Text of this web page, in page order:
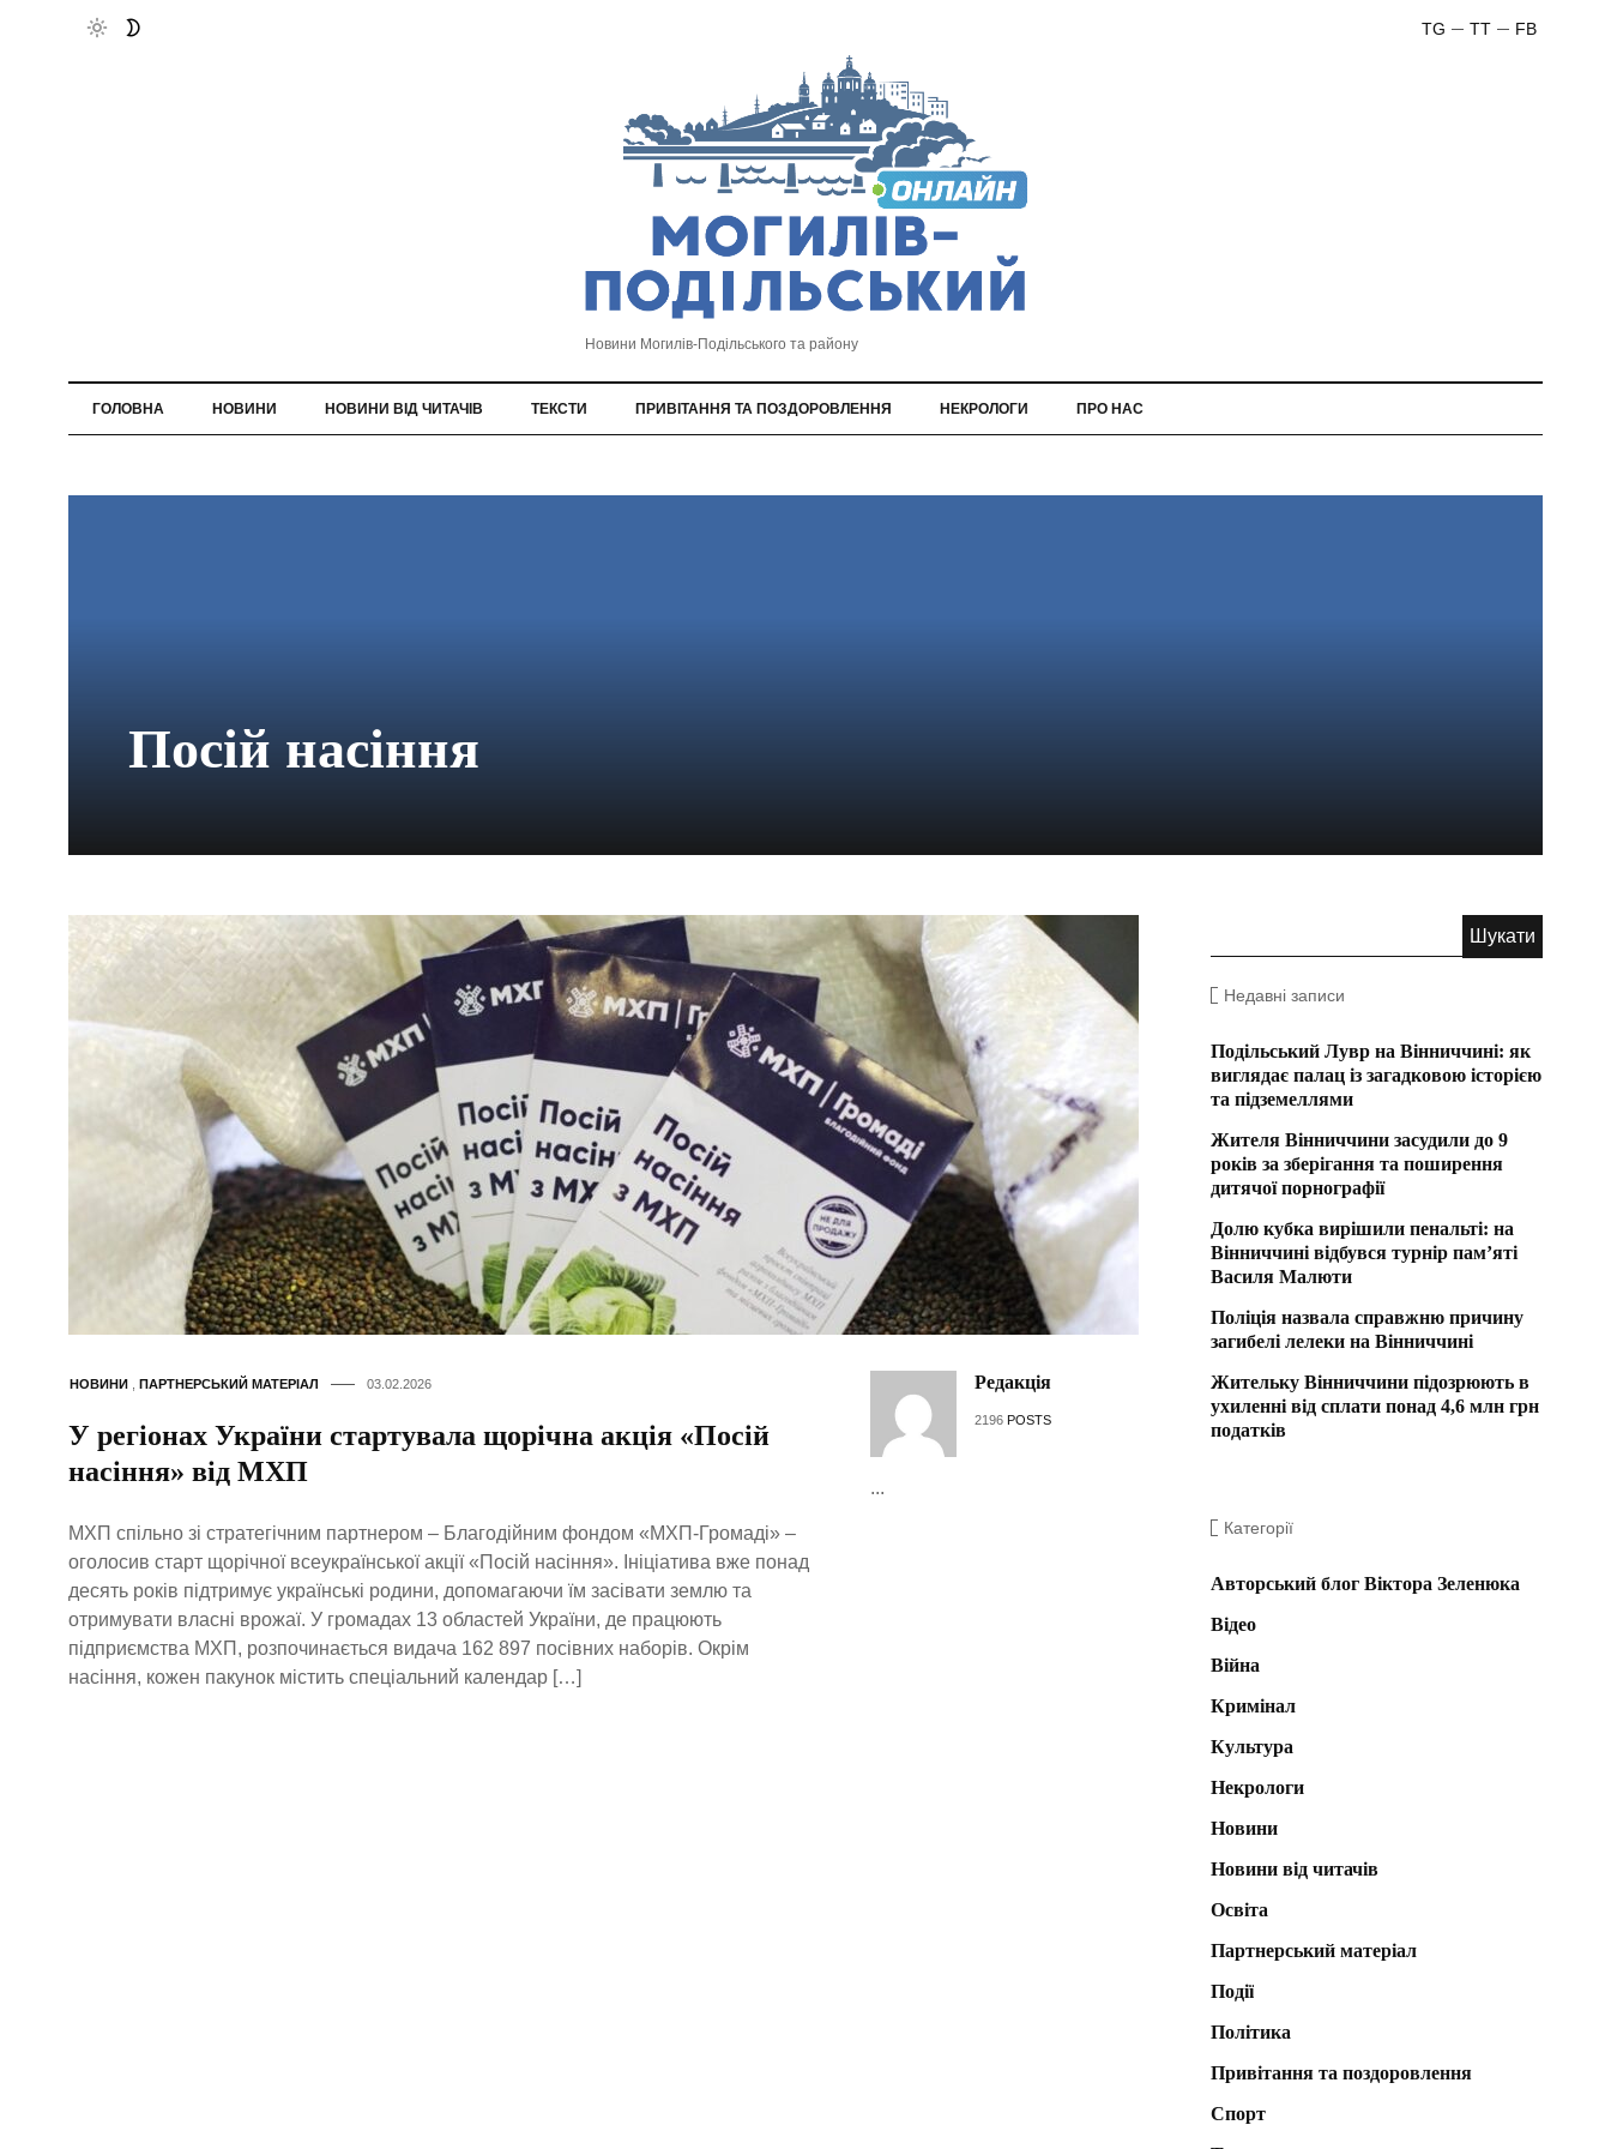
FB
TT
TG
Новини Могилів-Подільського та району
ГОЛОВНА НОВИНИ НОВИНИ ВІД ЧИТАЧІВ ТЕКСТИ ПРИВІТАННЯ ТА ПОЗДОРОВЛЕННЯ НЕКРОЛОГИ ПРО НАС
Посій насіння
НОВИНИ ПАРТНЕРСЬКИЙ МАТЕРІАЛ 03.02.2026
У регіонах України стартувала щорічна акція «Посій
насіння» від МХП
МХП спільно зі стратегічним партнером – Благодійним фондом «МХП-Громаді» –
оголосив старт щорічної всеукраїнської акції «Посій насіння». Ініціатива вже понад
десять років підтримує українські родини, допомагаючи їм засівати землю та
отримувати власні врожаї. У громадах 13 областей України, де працюють
підприємства МХП, розпочинається видача 162 897 посівних наборів. Окрім
насіння, кожен пакунок містить спеціальний календар […]
Редакція
2196 POSTS
...
Недавні записи
Подільський Лувр на Вінниччині: як
виглядає палац із загадковою історією
та підземеллями
Жителя Вінниччини засудили до 9
років за зберігання та поширення
дитячої порнографії
Долю кубка вирішили пенальті: на
Вінниччині відбувся турнір пам’яті
Василя Малюти
Поліція назвала справжню причину
загибелі лелеки на Вінниччині
Жительку Вінниччини підозрюють в
ухиленні від сплати понад 4,6 млн грн
податків
Категорії
Авторський блог Віктора Зеленюка
Відео
Війна
Кримінал
Культура
Некрологи
Новини
Новини від читачів
Освіта
Партнерський матеріал
Події
Політика
Привітання та поздоровлення
Спорт